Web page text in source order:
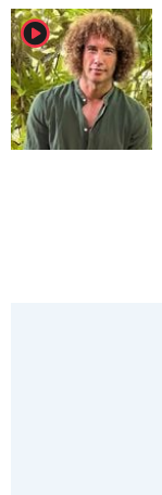
player2